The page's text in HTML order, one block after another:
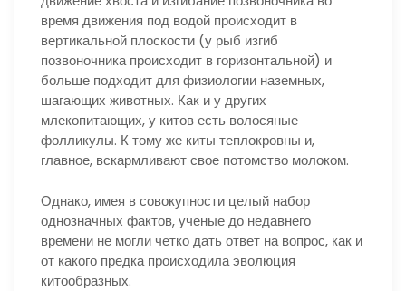
время движения под водой происходит в
вертикальной плоскости (у рыб изгиб
позвоночника происходит в горизонтальной) и
больше подходит для физиологии наземных,
шагающих животных. Как и у других
млекопитающих, у китов есть волосяные
фолликулы. К тому же киты теплокровны и,
главное, вскармливают свое потомство молоком.
Однако, имея в совокупности целый набор
однозначных фактов, ученые до недавнего
времени не могли четко дать ответ на вопрос, как и
от какого предка происходила эволюция
китообразных.